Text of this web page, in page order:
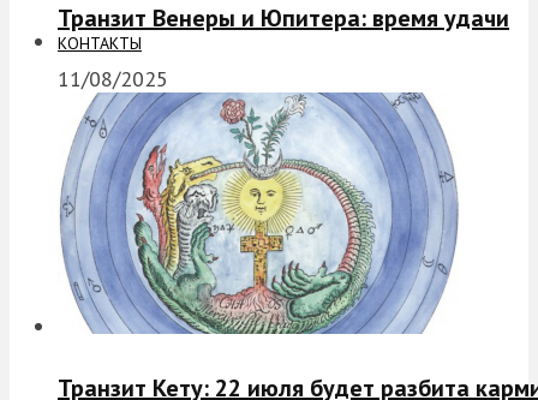
КОНТАКТЫ
Транзит Венеры и Юпитера: время удачи
11/08/2025
Транзит Кету: 22 июля будет разбита